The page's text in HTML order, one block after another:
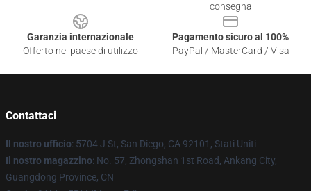
consegna
Garanzia internazionale
Offerto nel paese di utilizzo
Pagamento sicuro al 100%
PayPal / MasterCard / Visa
Contattaci
Il nostro ufficio: 5704 J St, San Diego, CA 92101, Stati Uniti
Il nostro magazzino: No. 57, Zhongshan 1st Road, Ankang City,
Guangdong Province, CN